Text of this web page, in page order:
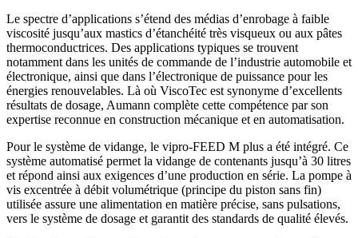
Le spectre d’applications s’étend des médias d’enrobage à faible
viscosité jusqu’aux mastics d’étanchéité très visqueux ou aux pâtes
thermoconductrices. Des applications typiques se trouvent
notamment dans les unités de commande de l’industrie automobile et
électronique, ainsi que dans l’électronique de puissance pour les
énergies renouvelables. Là où ViscoTec est synonyme d’excellents
résultats de dosage, Aumann complète cette compétence par son
expertise reconnue en construction mécanique et en automatisation.
Pour le système de vidange, le vipro‑FEED M plus a été intégré. Ce
système automatisé permet la vidange de contenants jusqu’à 30 litres
et répond ainsi aux exigences d’une production en série. La pompe à
vis excentrée à débit volumétrique (principe du piston sans fin)
utilisée assure une alimentation en matière précise, sans pulsations,
vers le système de dosage et garantit des standards de qualité élevés.